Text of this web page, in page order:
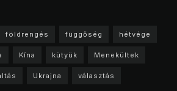
földrengés függőség hétvége
Kína kütyük Menekültek
Ukrajna választás